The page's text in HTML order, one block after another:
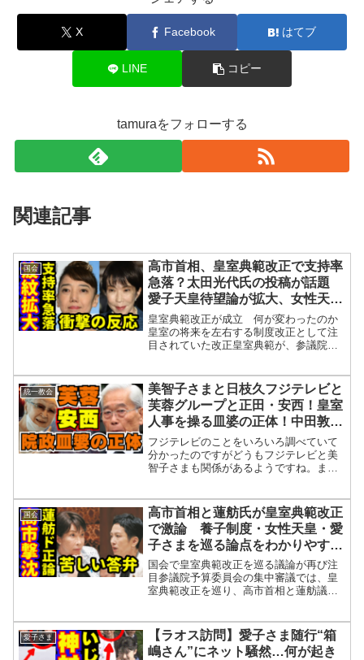
X Facebook はてブ
LINE コピー
tamuraをフォローする
関連記事
国会
高市首相、皇室典範改正で支持率
急落？太田光代氏の投稿が話題
愛子天皇待望論が拡大、女性天
皇・女系天皇を巡る議論は新局面
へ
皇室典範改正が成立 何が変わったのか
皇室の将来を左右する制度改正として注
目されていた改正皇室典範が、参議院本
を維持できる制度* 旧宮家の男系男子を
養子として皇室に迎え...
統一教会
美智子さまと日枝久フジテレビと
芙蓉グループと正田・安西！皇室
人事を操る皿婆の正体！中田敦彦
と長谷川豊が語る闇、秋篠宮家が
継承か宮内庁ホームページどう変
わる？
フジテレビのことをいろいろ調べていて
分かったのですがどうもフジテレビと美
智子さまも関係があるようですね。まず
グループの公務としてはまず地球環境大
賞や産経児童出版文化賞や...
国会
高市首相と蓮舫氏が皇室典範改正
で激論 養子制度・女性天皇・愛
子さまを巡る論点をわかりやすく
解説
国会で皇室典範改正を巡る議論が再び注
目参議院予算委員会の集中審議では、皇
室典範改正を巡り、高市首相と蓮舫議員
帰養子制度女性天皇愛子内親王への皇位
継承国民世論など、皇位継...
愛子さま
【ラオス訪問】愛子さま随行“箱
嶋さん”にネット騒然…何が起き